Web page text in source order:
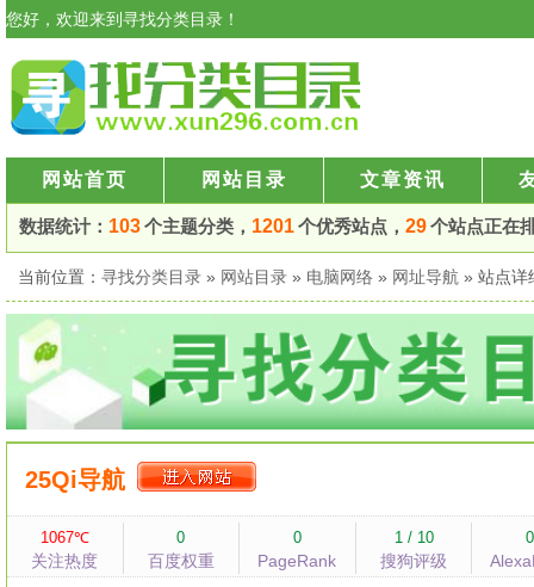
您好，欢迎来到寻找分类目录！
网站首页 网站目录 文章资讯
数据统计： 103个主题分类， 1201个优秀站点， 29个站点正在
当前位置： 寻找分类目录 » 网站目录 » 电脑网络 » 网址导航 » 站点
25Qi导航
1067℃
关注热度
0
百度权重
0
PageRank
1 / 10
搜狗评级
0